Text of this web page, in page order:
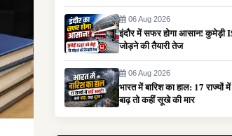
06 Aug 2026
इंदौर में सफर होगा आसान! कुमेड़ी
जोड़ने की तैयारी तेज
06 Aug 2026
भारत में बारिश का हाल: 17 राज्यों
बाढ़ तो कहीं सूखे की मार